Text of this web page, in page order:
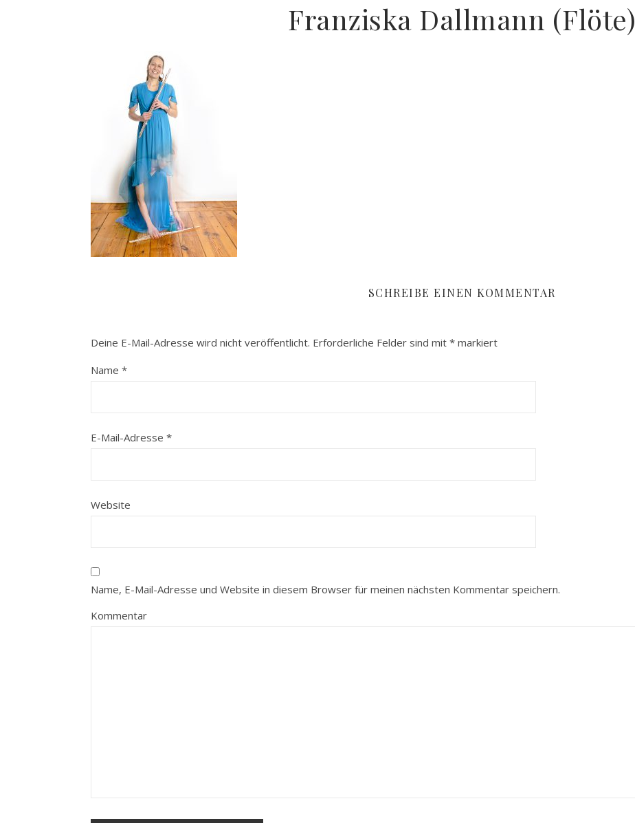
Franziska Dallmann (Flöte)
SCHREIBE EINEN KOMMENTAR
Deine E-Mail-Adresse wird nicht veröffentlicht. Erforderliche Felder sind mit * markiert
Name *
E-Mail-Adresse *
Website
Name, E-Mail-Adresse und Website in diesem Browser für meinen nächsten Kommentar speichern.
Kommentar